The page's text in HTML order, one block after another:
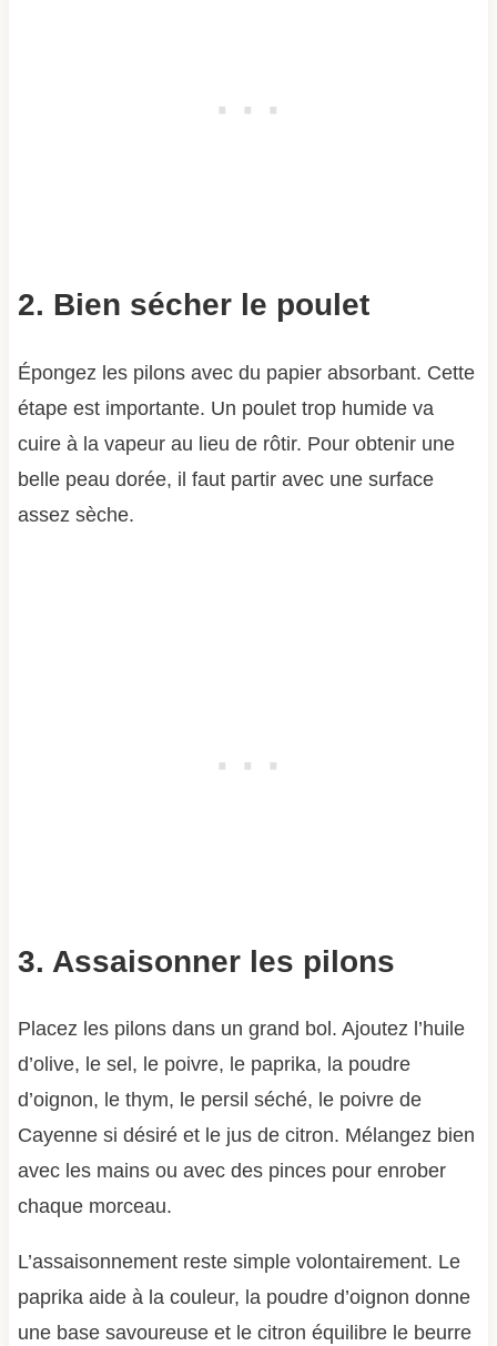
2. Bien sécher le poulet
Épongez les pilons avec du papier absorbant. Cette
étape est importante. Un poulet trop humide va
cuire à la vapeur au lieu de rôtir. Pour obtenir une
belle peau dorée, il faut partir avec une surface
assez sèche.
3. Assaisonner les pilons
Placez les pilons dans un grand bol. Ajoutez l’huile
d’olive, le sel, le poivre, le paprika, la poudre
d’oignon, le thym, le persil séché, le poivre de
Cayenne si désiré et le jus de citron. Mélangez bien
avec les mains ou avec des pinces pour enrober
chaque morceau.
L’assaisonnement reste simple volontairement. Le
paprika aide à la couleur, la poudre d’oignon donne
une base savoureuse et le citron équilibre le beurre